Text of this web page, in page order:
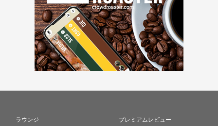
ラウンジ プレミアムレビュー